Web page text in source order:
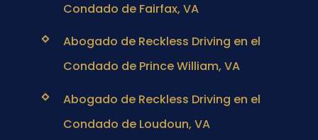
Condado de Fairfax, VA
Abogado de Reckless Driving en el
Condado de Prince William, VA
Abogado de Reckless Driving en el
Condado de Loudoun, VA